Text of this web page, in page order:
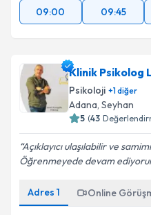
09:00
09:45
Klinik Psikolog
Psikoloji +1diğer
Adana, Seyhan
5 (43
Açıklayıcı ulaşılabilir ve
Öğrenmeyede devam
Adres 1 Online